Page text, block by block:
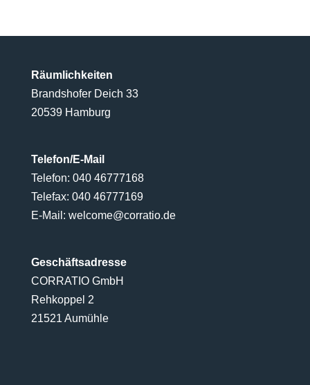
Räumlichkeiten
Brandshofer Deich 33
20539 Hamburg
Telefon/E-Mail
Telefon: 040 46777168
Telefax: 040 46777169
E-Mail: welcome@corratio.de
Geschäftsadresse
CORRATIO GmbH
Rehkoppel 2
21521 Aumühle